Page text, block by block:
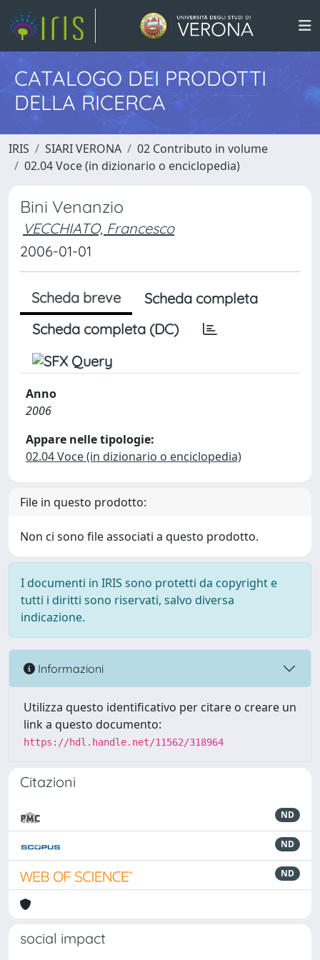
CATALOGO DEI PRODOTTI
DELLA RICERCA
IRIS SIARI VERONA
02 Contributo in volume
02.04 Voce (in dizionario o enciclopedia)
Bini Venanzio
VECCHIATO, Francesco
2006-01-01
Scheda breve
Scheda completa
Scheda completa (DC)
Anno
2006
Appare nelle tipologie:
02.04 Voce (in dizionario o enciclopedia)
File in questo prodotto:
Non ci sono file associati a questo prodotto.
I documenti in IRIS sono protetti da copyright e
tutti i diritti sono riservati, salvo diversa
indicazione.
Informazioni
Utilizza questo identificativo per citare o creare un
link a questo documento:
https://hdl.handle.net/11562/318964
Citazioni
ND
ND
ND
social impact